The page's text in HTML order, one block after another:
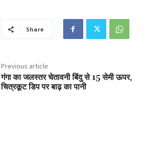
Share
Previous article
गंगा का जलस्तर चेतावनी बिंदु से 15 सेमी ऊपर,
चित्रकूट डिप पर बाढ़ का पानी